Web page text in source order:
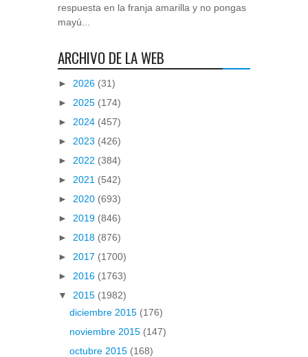
respuesta en la franja amarilla y no pongas
mayú...
ARCHIVO DE LA WEB
► 2026 (31)
► 2025 (174)
► 2024 (457)
► 2023 (426)
► 2022 (384)
► 2021 (542)
► 2020 (693)
► 2019 (846)
► 2018 (876)
► 2017 (1700)
► 2016 (1763)
▼ 2015 (1982)
diciembre 2015 (176)
noviembre 2015 (147)
octubre 2015 (168)